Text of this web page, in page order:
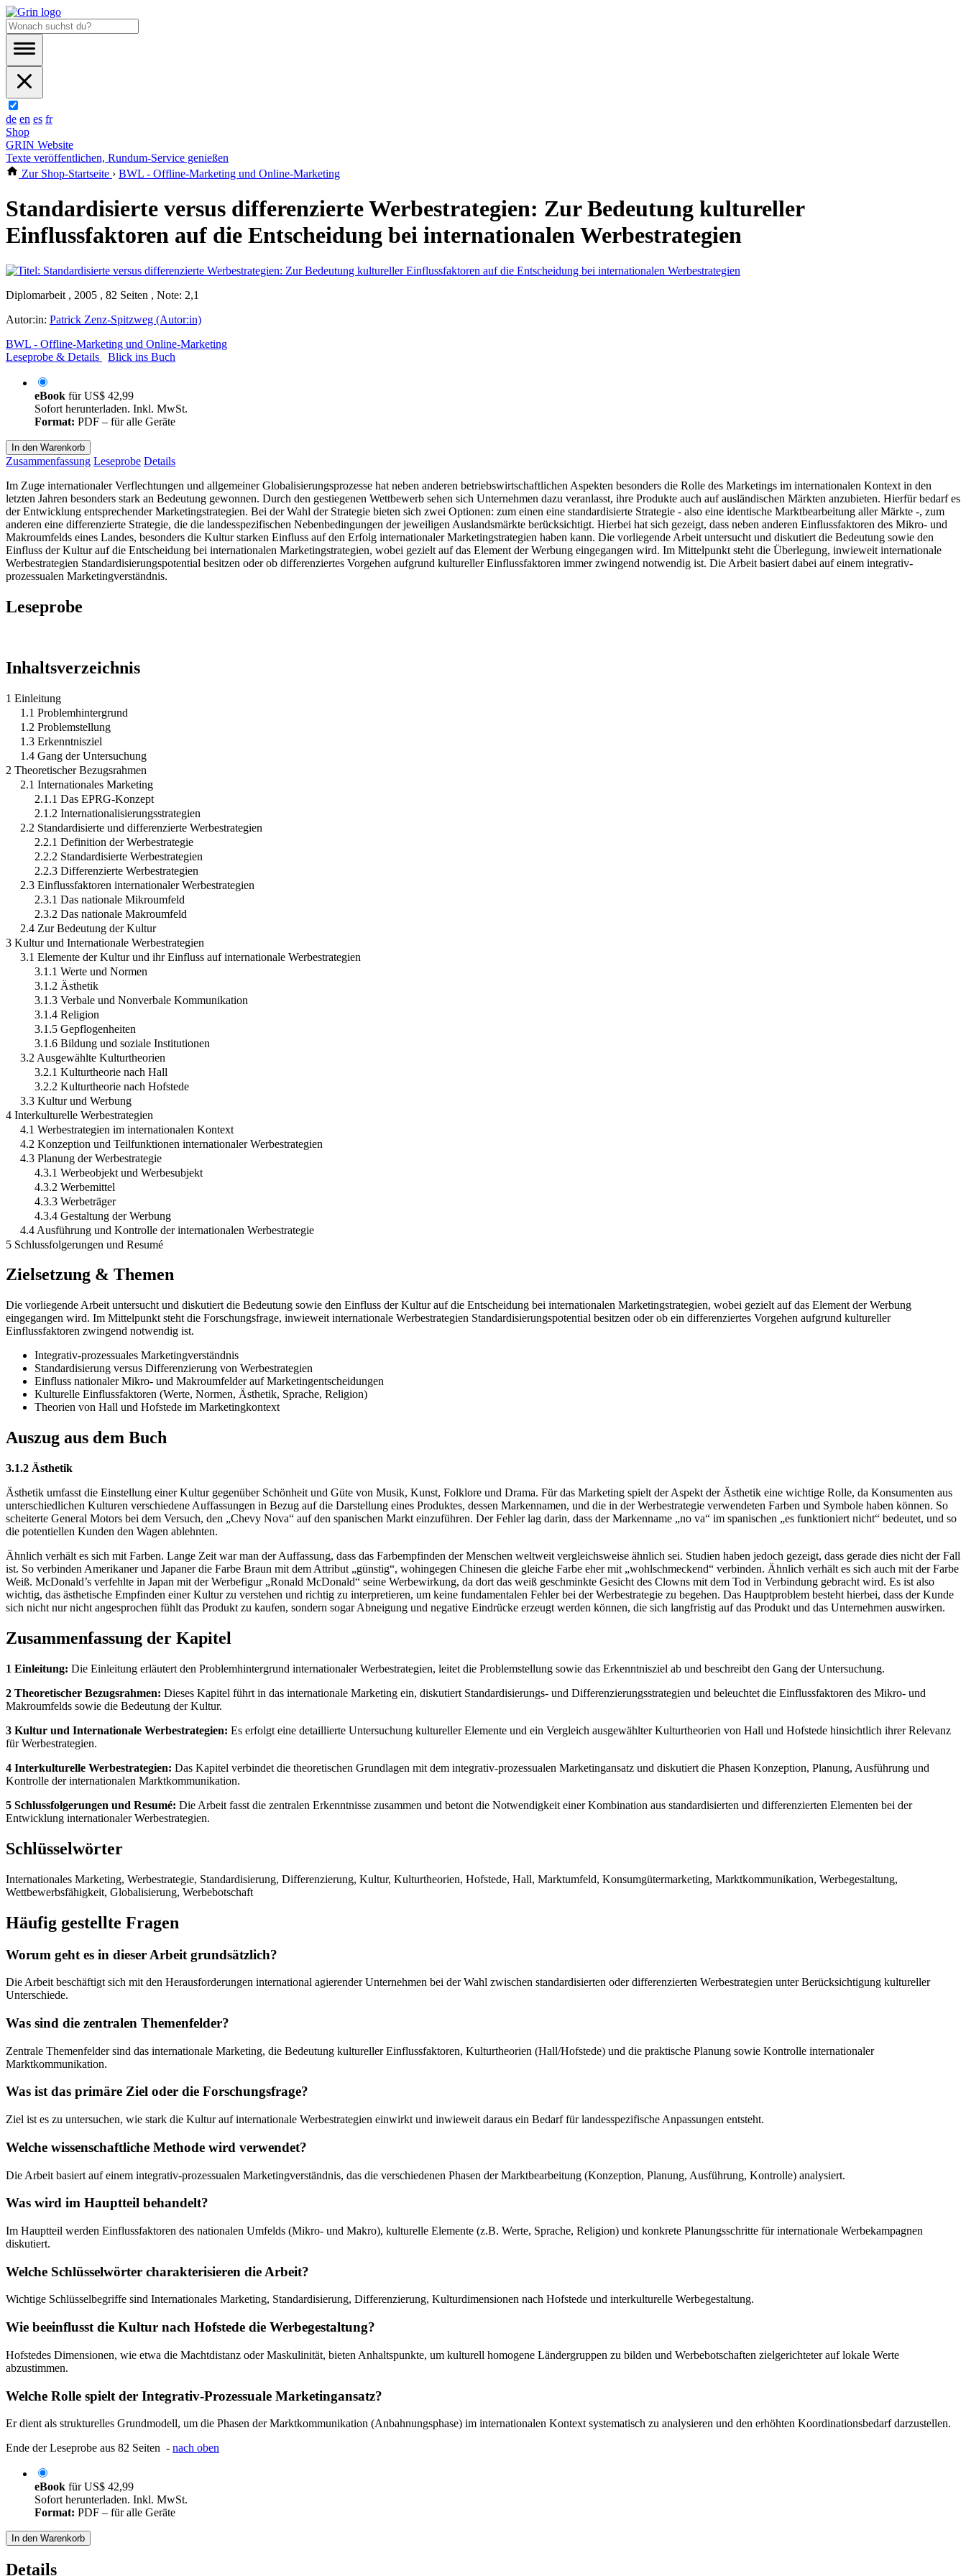
de en es fr
Shop
GRIN Website
Texte veröffentlichen, Rundum-Service genießen
Zur Shop-Startseite › BWL - Offline-Marketing und Online-Marketing
Standardisierte versus differenzierte Werbestrategien: Zur Bedeutung kultureller
Einflussfaktoren auf die Entscheidung bei internationalen Werbestrategien
Diplomarbeit , 2005 , 82 Seiten , Note: 2,1
Autor:in: Patrick Zenz-Spitzweg (Autor:in)
BWL - Offline-Marketing und Online-Marketing
Leseprobe & Details
Blick ins Buch
eBook fürUS$ 42,99
Sofort herunterladen. Inkl. MwSt.
Format: PDF – für alle Geräte
In den Warenkorb
Zusammenfassung Leseprobe Details
Im Zuge internationaler Verflechtungen und allgemeiner Globalisierungsprozesse hat neben anderen betriebswirtschaftlichen Aspekten besonders die Rolle des Marketings im internationalen Kontext in den
letzten Jahren besonders stark an Bedeutung gewonnen. Durch den gestiegenen Wettbewerb sehen sich Unternehmen dazu veranlasst, ihre Produkte auch auf ausländischen Märkten anzubieten. Hierfür bedarf es
der Entwicklung entsprechender Marketingstrategien. Bei der Wahl der Strategie bieten sich zwei Optionen: zum einen eine standardisierte Strategie - also eine identische Marktbearbeitung aller Märkte -, zum
anderen eine differenzierte Strategie, die die landesspezifischen Nebenbedingungen der jeweiligen Auslandsmärkte berücksichtigt. Hierbei hat sich gezeigt, dass neben anderen Einflussfaktoren des Mikro- und
Makroumfelds eines Landes, besonders die Kultur starken Einfluss auf den Erfolg internationaler Marketingstrategien haben kann. Die vorliegende Arbeit untersucht und diskutiert die Bedeutung sowie den
Einfluss der Kultur auf die Entscheidung bei internationalen Marketingstrategien, wobei gezielt auf das Element der Werbung eingegangen wird. Im Mittelpunkt steht die Überlegung, inwieweit internationale
Werbestrategien Standardisierungspotential besitzen oder ob differenziertes Vorgehen aufgrund kultureller Einflussfaktoren immer zwingend notwendig ist. Die Arbeit basiert dabei auf einem integrativ-
prozessualen Marketingverständnis.
Leseprobe
Inhaltsverzeichnis
1 Einleitung
1.1 Problemhintergrund
1.2 Problemstellung
1.3 Erkenntnisziel
1.4 Gang der Untersuchung
2 Theoretischer Bezugsrahmen
2.1 Internationales Marketing
2.1.1 Das EPRG-Konzept
2.1.2 Internationalisierungsstrategien
2.2 Standardisierte und differenzierte Werbestrategien
2.2.1 Definition der Werbestrategie
2.2.2 Standardisierte Werbestrategien
2.2.3 Differenzierte Werbestrategien
2.3 Einflussfaktoren internationaler Werbestrategien
2.3.1 Das nationale Mikroumfeld
2.3.2 Das nationale Makroumfeld
2.4 Zur Bedeutung der Kultur
3 Kultur und Internationale Werbestrategien
3.1 Elemente der Kultur und ihr Einfluss auf internationale Werbestrategien
3.1.1 Werte und Normen
3.1.2 Ästhetik
3.1.3 Verbale und Nonverbale Kommunikation
3.1.4 Religion
3.1.5 Gepflogenheiten
3.1.6 Bildung und soziale Institutionen
3.2 Ausgewählte Kulturtheorien
3.2.1 Kulturtheorie nach Hall
3.2.2 Kulturtheorie nach Hofstede
3.3 Kultur und Werbung
4 Interkulturelle Werbestrategien
4.1 Werbestrategien im internationalen Kontext
4.2 Konzeption und Teilfunktionen internationaler Werbestrategien
4.3 Planung der Werbestrategie
4.3.1 Werbeobjekt und Werbesubjekt
4.3.2 Werbemittel
4.3.3 Werbeträger
4.3.4 Gestaltung der Werbung
4.4 Ausführung und Kontrolle der internationalen Werbestrategie
5 Schlussfolgerungen und Resumé
Zielsetzung & Themen
Die vorliegende Arbeit untersucht und diskutiert die Bedeutung sowie den Einfluss der Kultur auf die Entscheidung bei internationalen Marketingstrategien, wobei gezielt auf das Element der Werbung
eingegangen wird. Im Mittelpunkt steht die Forschungsfrage, inwieweit internationale Werbestrategien Standardisierungspotential besitzen oder ob ein differenziertes Vorgehen aufgrund kultureller
Einflussfaktoren zwingend notwendig ist.
Integrativ-prozessuales Marketingverständnis
Standardisierung versus Differenzierung von Werbestrategien
Einfluss nationaler Mikro- und Makroumfelder auf Marketingentscheidungen
Kulturelle Einflussfaktoren (Werte, Normen, Ästhetik, Sprache, Religion)
Theorien von Hall und Hofstede im Marketingkontext
Auszug aus dem Buch
3.1.2 Ästhetik
Ästhetik umfasst die Einstellung einer Kultur gegenüber Schönheit und Güte von Musik, Kunst, Folklore und Drama. Für das Marketing spielt der Aspekt der Ästhetik eine wichtige Rolle, da Konsumenten aus
unterschiedlichen Kulturen verschiedene Auffassungen in Bezug auf die Darstellung eines Produktes, dessen Markennamen, und die in der Werbestrategie verwendeten Farben und Symbole haben können. So
scheiterte General Motors bei dem Versuch, den „Chevy Nova“ auf den spanischen Markt einzuführen. Der Fehler lag darin, dass der Markenname „no va“ im spanischen „es funktioniert nicht“ bedeutet, und so
die potentiellen Kunden den Wagen ablehnten.
Ähnlich verhält es sich mit Farben. Lange Zeit war man der Auffassung, dass das Farbempfinden der Menschen weltweit vergleichsweise ähnlich sei. Studien haben jedoch gezeigt, dass gerade dies nicht der Fall
ist. So verbinden Amerikaner und Japaner die Farbe Braun mit dem Attribut „günstig“, wohingegen Chinesen die gleiche Farbe eher mit „wohlschmeckend“ verbinden. Ähnlich verhält es sich auch mit der Farbe
Weiß. McDonald’s verfehlte in Japan mit der Werbefigur „Ronald McDonald“ seine Werbewirkung, da dort das weiß geschminkte Gesicht des Clowns mit dem Tod in Verbindung gebracht wird. Es ist also
wichtig, das ästhetische Empfinden einer Kultur zu verstehen und richtig zu interpretieren, um keine fundamentalen Fehler bei der Werbestrategie zu begehen. Das Hauptproblem besteht hierbei, dass der Kunde
sich nicht nur nicht angesprochen fühlt das Produkt zu kaufen, sondern sogar Abneigung und negative Eindrücke erzeugt werden können, die sich langfristig auf das Produkt und das Unternehmen auswirken.
Zusammenfassung der Kapitel
1 Einleitung: Die Einleitung erläutert den Problemhintergrund internationaler Werbestrategien, leitet die Problemstellung sowie das Erkenntnisziel ab und beschreibt den Gang der Untersuchung.
2 Theoretischer Bezugsrahmen: Dieses Kapitel führt in das internationale Marketing ein, diskutiert Standardisierungs- und Differenzierungsstrategien und beleuchtet die Einflussfaktoren des Mikro- und
Makroumfelds sowie die Bedeutung der Kultur.
3 Kultur und Internationale Werbestrategien: Es erfolgt eine detaillierte Untersuchung kultureller Elemente und ein Vergleich ausgewählter Kulturtheorien von Hall und Hofstede hinsichtlich ihrer Relevanz
für Werbestrategien.
4 Interkulturelle Werbestrategien: Das Kapitel verbindet die theoretischen Grundlagen mit dem integrativ-prozessualen Marketingansatz und diskutiert die Phasen Konzeption, Planung, Ausführung und
Kontrolle der internationalen Marktkommunikation.
5 Schlussfolgerungen und Resumé: Die Arbeit fasst die zentralen Erkenntnisse zusammen und betont die Notwendigkeit einer Kombination aus standardisierten und differenzierten Elementen bei der
Entwicklung internationaler Werbestrategien.
Schlüsselwörter
Internationales Marketing, Werbestrategie, Standardisierung, Differenzierung, Kultur, Kulturtheorien, Hofstede, Hall, Marktumfeld, Konsumgütermarketing, Marktkommunikation, Werbegestaltung,
Wettbewerbsfähigkeit, Globalisierung, Werbebotschaft
Häufig gestellte Fragen
Worum geht es in dieser Arbeit grundsätzlich?
Die Arbeit beschäftigt sich mit den Herausforderungen international agierender Unternehmen bei der Wahl zwischen standardisierten oder differenzierten Werbestrategien unter Berücksichtigung kultureller
Unterschiede.
Was sind die zentralen Themenfelder?
Zentrale Themenfelder sind das internationale Marketing, die Bedeutung kultureller Einflussfaktoren, Kulturtheorien (Hall/Hofstede) und die praktische Planung sowie Kontrolle internationaler
Marktkommunikation.
Was ist das primäre Ziel oder die Forschungsfrage?
Ziel ist es zu untersuchen, wie stark die Kultur auf internationale Werbestrategien einwirkt und inwieweit daraus ein Bedarf für landesspezifische Anpassungen entsteht.
Welche wissenschaftliche Methode wird verwendet?
Die Arbeit basiert auf einem integrativ-prozessualen Marketingverständnis, das die verschiedenen Phasen der Marktbearbeitung (Konzeption, Planung, Ausführung, Kontrolle) analysiert.
Was wird im Hauptteil behandelt?
Im Hauptteil werden Einflussfaktoren des nationalen Umfelds (Mikro- und Makro), kulturelle Elemente (z.B. Werte, Sprache, Religion) und konkrete Planungsschritte für internationale Werbekampagnen
diskutiert.
Welche Schlüsselwörter charakterisieren die Arbeit?
Wichtige Schlüsselbegriffe sind Internationales Marketing, Standardisierung, Differenzierung, Kulturdimensionen nach Hofstede und interkulturelle Werbegestaltung.
Wie beeinflusst die Kultur nach Hofstede die Werbegestaltung?
Hofstedes Dimensionen, wie etwa die Machtdistanz oder Maskulinität, bieten Anhaltspunkte, um kulturell homogene Ländergruppen zu bilden und Werbebotschaften zielgerichteter auf lokale Werte
abzustimmen.
Welche Rolle spielt der Integrativ-Prozessuale Marketingansatz?
Er dient als strukturelles Grundmodell, um die Phasen der Marktkommunikation (Anbahnungsphase) im internationalen Kontext systematisch zu analysieren und den erhöhten Koordinationsbedarf darzustellen.
Ende der Leseprobe aus 82 Seiten - nach oben
eBook fürUS$ 42,99
Sofort herunterladen. Inkl. MwSt.
Format: PDF – für alle Geräte
In den Warenkorb
Details